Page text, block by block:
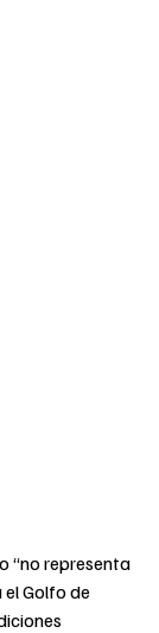
“no representa
el Golfo de